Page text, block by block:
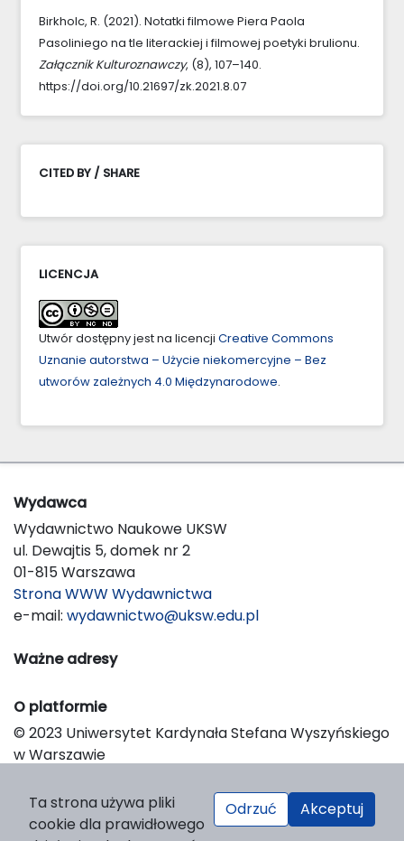
Birkholc, R. (2021). Notatki filmowe Piera Paola
Pasoliniego na tle literackiej i filmowej poetyki brulionu.
Załącznik Kulturoznawczy, (8), 107–140.
https://doi.org/10.21697/zk.2021.8.07
CITED BY / SHARE
LICENCJA
Utwór dostępny jest na licencji Creative Commons
Uznanie autorstwa – Użycie niekomercyjne – Bez
utworów zależnych 4.0 Międzynarodowe.
Wydawca
Wydawnictwo Naukowe UKSW
ul. Dewajtis 5, domek nr 2
01-815 Warszawa
Strona WWW Wydawnictwa
e-mail: wydawnictwo@uksw.edu.pl
Ważne adresy
O platformie
© 2023 Uniwersytet Kardynała Stefana Wyszyńskiego
w Warszawie
Platform & Workflow by OJS/PKP
Ta strona używa pliki
cookie dla prawidłowego
Odrzuć Akceptuj